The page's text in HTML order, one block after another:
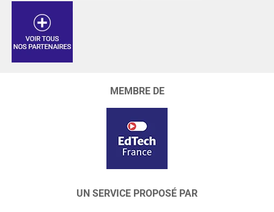
MEMBRE DE
UN SERVICE PROPOSÉ PAR